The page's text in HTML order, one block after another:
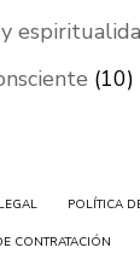
(10)
POLÍTICA
CONTRATACIÓN